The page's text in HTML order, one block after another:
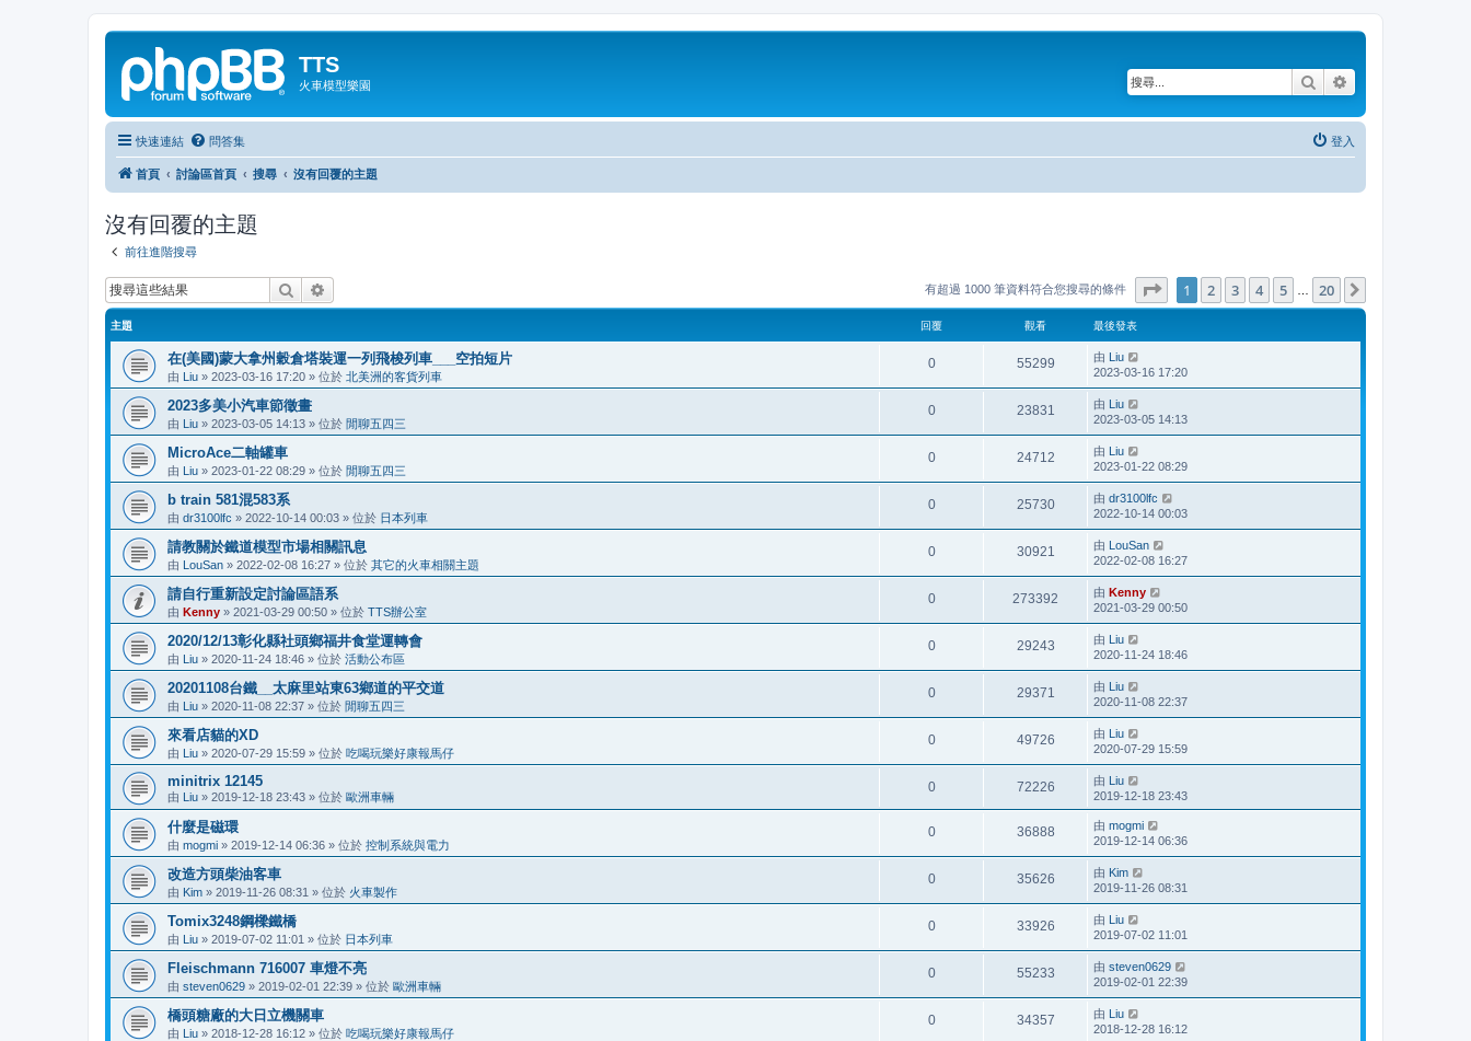
TTS
火車模型樂園 搜尋
快速連結 問答集 登入
首頁 討論區首頁 搜尋 沒有回覆的主題
沒有回覆的主題
前往進階搜尋
搜尋 有超過 1000 筆資料符合您搜尋的條件 1頁 (共 20 頁)
1 2 3 4 5 20
主題 回覆 觀看 最後發表
在(美國)蒙大拿州穀倉塔裝運一列飛梭列車___空拍短片
由 Liu » 2023-03-16 17:20 » 位於 北美洲的客貨列車
0 55299 由 Liu
2023-03-16 17:20
2023多美小汽車節徵畫
由 Liu » 2023-03-05 14:13 » 位於 閒聊五四三
0 23831 由 Liu
2023-03-05 14:13
MicroAce二軸罐車
由 Liu » 2023-01-22 08:29 » 位於 閒聊五四三
0 24712 由 Liu
2023-01-22 08:29
b train 581混583系
由 dr3100lfc » 2022-10-14 00:03 » 位於 日本列車
0 25730 由 dr3100lfc
2022-10-14 00:03
請教關於鐵道模型市場相關訊息
由 LouSan » 2022-02-08 16:27 » 位於 其它的火車相關主題
0 30921 由 LouSan
2022-02-08 16:27
請自行重新設定討論區語系
由 Kenny » 2021-03-29 00:50 » 位於 TTS辦公室
0 273392 由 Kenny
2021-03-29 00:50
2020/12/13彰化縣社頭鄉福井食堂運轉會
由 Liu » 2020-11-24 18:46 » 位於 活動公布區
0 29243 由 Liu
2020-11-24 18:46
20201108台鐵__太麻里站東63鄉道的平交道
由 Liu » 2020-11-08 22:37 » 位於 閒聊五四三
0 29371 由 Liu
2020-11-08 22:37
來看店貓的XD
由 Liu » 2020-07-29 15:59 » 位於 吃喝玩樂好康報馬仔
0 49726 由 Liu
2020-07-29 15:59
minitrix 12145
由 Liu » 2019-12-18 23:43 » 位於 歐洲車輛
0 72226 由 Liu
2019-12-18 23:43
什麼是磁環
由 mogmi » 2019-12-14 06:36 » 位於 控制系統與電力
0 36888 由 mogmi
2019-12-14 06:36
改造方頭柴油客車
由 Kim » 2019-11-26 08:31 » 位於 火車製作
0 35626 由 Kim
2019-11-26 08:31
Tomix3248鋼樑鐵橋
由 Liu » 2019-07-02 11:01 » 位於 日本列車
0 33926 由 Liu
2019-07-02 11:01
Fleischmann 716007 車燈不亮
由 steven0629 » 2019-02-01 22:39 » 位於 歐洲車輛
0 55233 由 steven0629
2019-02-01 22:39
橋頭糖廠的大日立機關車
由 Liu » 2018-12-28 16:12 » 位於 吃喝玩樂好康報馬仔
0 34357 由 Liu
2018-12-28 16:12